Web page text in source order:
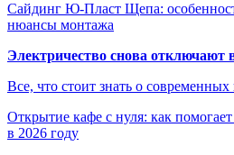
Сайдинг Ю-Пласт Щепа:
нюансы монтажа
Электричество снова отключают
Все, что стоит знать о
Открытие кафе с нуля: как
в 2026 году